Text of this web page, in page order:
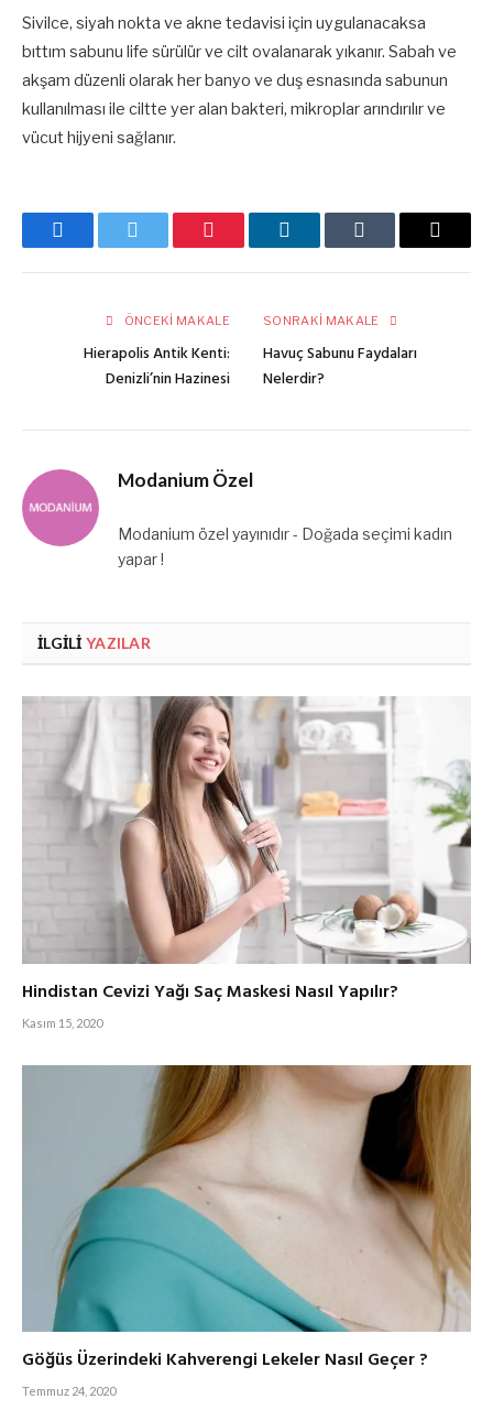
Sivilce, siyah nokta ve akne tedavisi için uygulanacaksa
bıttım sabunu life sürülür ve cilt ovalanarak yıkanır. Sabah ve
akşam düzenli olarak her banyo ve duş esnasında sabunun
kullanılması ile ciltte yer alan bakteri, mikroplar arındırılır ve
vücut hijyeni sağlanır.
FacebookTwitter Pinterest LinkedInTumblr
E-
ÖNCEKI MAKALE
Hierapolis Antik Kenti:
Denizli’nin Hazinesi
SONRAKI MAKALE
Havuç Sabunu Faydaları
Nelerdir?
Modanium Özel
Modanium özel yayınıdır - Doğada seçimi kadın
yapar !
İLGILI YAZILAR
Hindistan Cevizi Yağı Saç Maskesi Nasıl Yapılır?
Kasım 15, 2020
Göğüs Üzerindeki Kahverengi Lekeler Nasıl Geçer ?
Temmuz 24, 2020